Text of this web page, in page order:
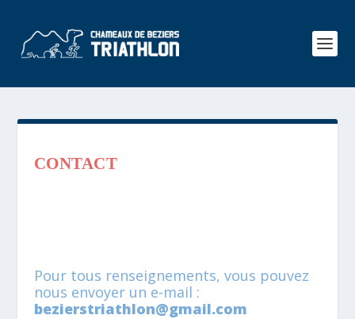
CONTACT
Pour tous renseignements, vous pouvez
nous envoyer un e-mail :
bezierstriathlon@gmail.com